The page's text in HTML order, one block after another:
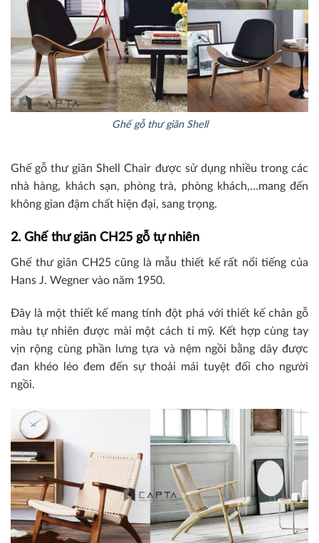
Ghế gỗ thư giãn Shell
Ghế gỗ thư giãn Shell Chair được sử dụng nhiều trong các
nhà hàng, khách sạn, phòng trà, phòng khách,…mang đến
không gian đậm chất hiện đại, sang trọng.
2. Ghế thư giãn CH25 gỗ tự nhiên
Ghế thư giãn CH25 cũng là mẫu thiết kế rất nổi tiếng của
Hans J. Wegner vào năm 1950.
Đây là một thiết kế mang tính đột phá với thiết kế chân gỗ
màu tự nhiên được mài một cách tỉ mỹ. Kết hợp cùng tay
vịn rộng cùng phần lưng tựa và nệm ngồi bằng dây được
đan khéo léo đem đến sự thoải mái tuyệt đối cho người
ngồi.